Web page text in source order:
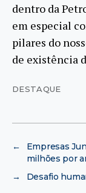
dentro da
em especial
pilares do
de existência
DESTAQUE
←
Empresas
milhões por
→
Desafio